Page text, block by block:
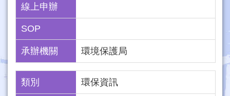
線上申辦
SOP
承辦機關 環境保護局
類別 環保資訊